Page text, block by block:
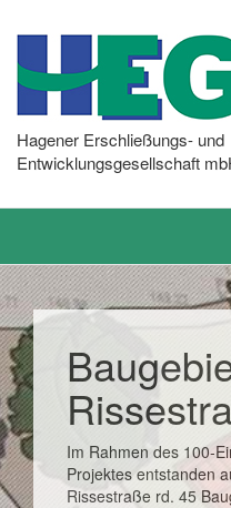
Hagener Erschließungs- und
Entwicklungsgesellschaft
Im Rahmen des 100-
Projektes entstanden
Rissestraße rd. 45